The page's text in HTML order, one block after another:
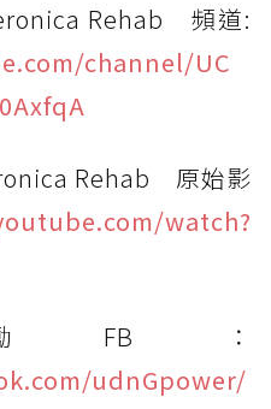
Rehab 頻道:
channel/UC
Rehab 原始影
watch?
FB：
udnGpower/